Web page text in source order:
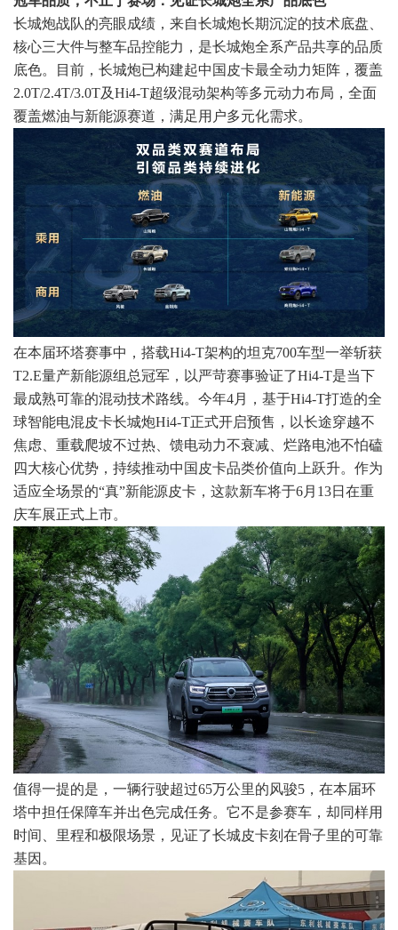
长城炮战队的亮眼成绩，来自长城炮长期沉淀的技术底盘、
核心三大件与整车品控能力，是长城炮全系产品共享的品质
底色。目前，长城炮已构建起中国皮卡最全动力矩阵，覆盖
2.0T/2.4T/3.0T及Hi4-T超级混动架构等多元动力布局，全面
覆盖燃油与新能源赛道，满足用户多元化需求。
在本届环塔赛事中，搭载Hi4-T架构的坦克700车型一举斩获
T2.E量产新能源组总冠军，以严苛赛事验证了Hi4-T是当下
最成熟可靠的混动技术路线。今年4月，基于Hi4-T打造的全
球智能电混皮卡长城炮Hi4-T正式开启预售，以长途穿越不
焦虑、重载爬坡不过热、馈电动力不衰减、烂路电池不怕磕
四大核心优势，持续推动中国皮卡品类价值向上跃升。作为
适应全场景的“真”新能源皮卡，这款新车将于6月13日在重
庆车展正式上市。
值得一提的是，一辆行驶超过65万公里的风骏5，在本届环
塔中担任保障车并出色完成任务。它不是参赛车，却同样用
时间、里程和极限场景，见证了长城皮卡刻在骨子里的可靠
基因。